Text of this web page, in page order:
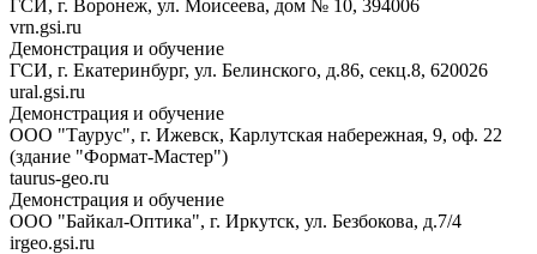
ГСИ, г. Воронеж, ул. Моисеева, дом № 10, 394006
vrn.gsi.ru
Демонстрация и обучение
ГСИ, г. Екатеринбург, ул. Белинского, д.86, секц.8, 620026
ural.gsi.ru
Демонстрация и обучение
ООО "Таурус", г. Ижевск, Карлутская набережная, 9, оф. 22
(здание "Формат-Мастер")
taurus-geo.ru
Демонстрация и обучение
ООО "Байкал-Оптика", г. Иркутск, ул. Безбокова, д.7/4
irgeo.gsi.ru